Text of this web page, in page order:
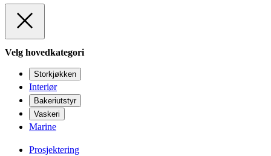
Velg hovedkategori
Storkjøkken
Interiør
Bakeriutstyr
Vaskeri
Marine
Prosjektering